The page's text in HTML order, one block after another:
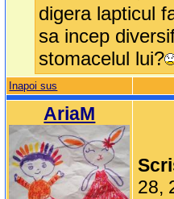
digera lapticul
sa incep
stomacelul lui?
Inapoi sus
AriaM
28,